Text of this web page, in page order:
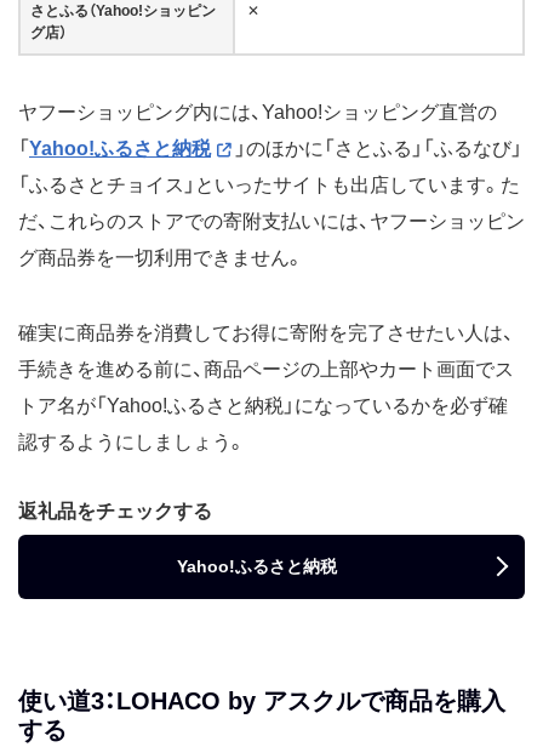
さとふる（Yahoo!ショッピン
グ店）
✕
ヤフーショッピング内には、Yahoo!ショッピング直営の
「 Yahoo!ふるさと納税
」のほかに「さとふる」「ふるなび」
「ふるさとチョイス」といったサイトも出店しています。た
だ、これらのストアでの寄附支払いには、ヤフーショッピン
グ商品券を一切利用できません。
確実に商品券を消費してお得に寄附を完了させたい人は、
手続きを進める前に、商品ページの上部やカート画面でス
トア名が「Yahoo!ふるさと納税」になっているかを必ず確
認するようにしましょう。
返礼品をチェックする
Yahoo!ふるさと納税
使い道3：LOHACO by アスクルで商品を購入
する